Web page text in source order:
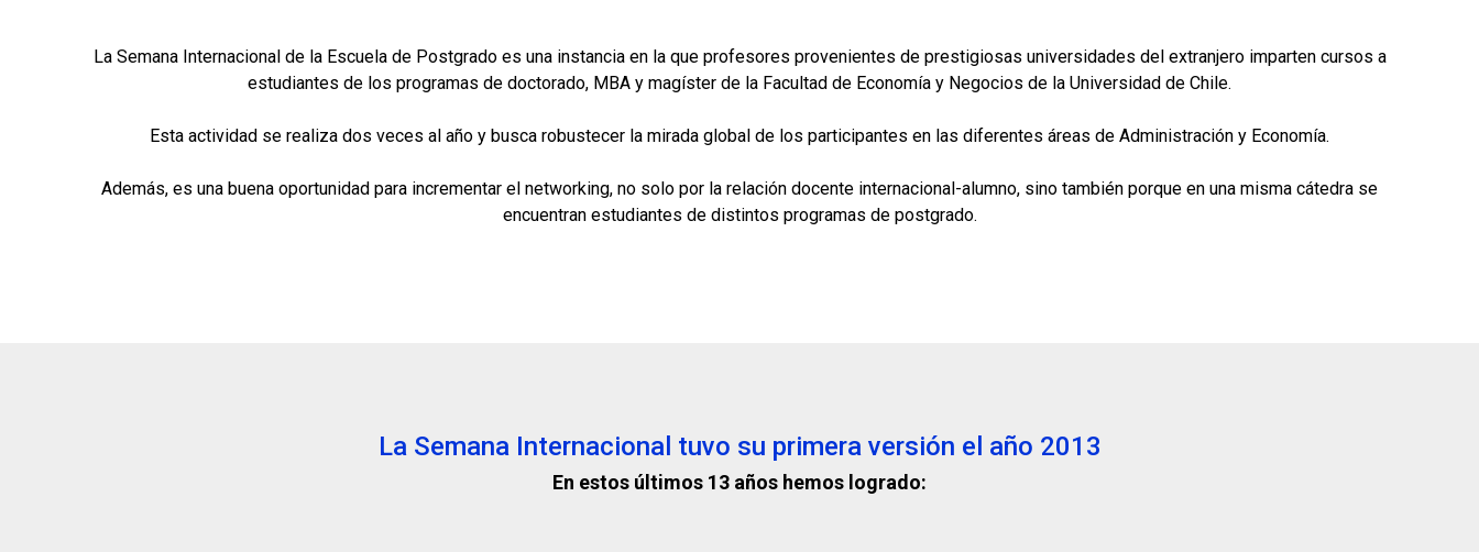
La Semana Internacional de la Escuela de Postgrado es una instancia en la que profesores provenientes de prestigiosas universidades del extranjero imparten cursos a
estudiantes de los programas de doctorado, MBA y magíster de la Facultad de Economía y Negocios de la Universidad de Chile.
Esta actividad se realiza dos veces al año y busca robustecer la mirada global de los participantes en las diferentes áreas de Administración y Economía.
Además, es una buena oportunidad para incrementar el networking, no solo por la relación docente internacional-alumno, sino también porque en una misma cátedra se
encuentran estudiantes de distintos programas de postgrado.
La Semana Internacional tuvo su primera versión el año 2013
En estos últimos 13 años hemos logrado: